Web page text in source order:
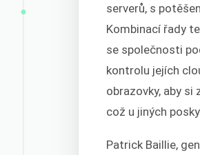
serverů, s
Kombinací řady
se společnosti
kontrolu jejích
obrazovky, aby si
což u jiných
Patrick Baillie,